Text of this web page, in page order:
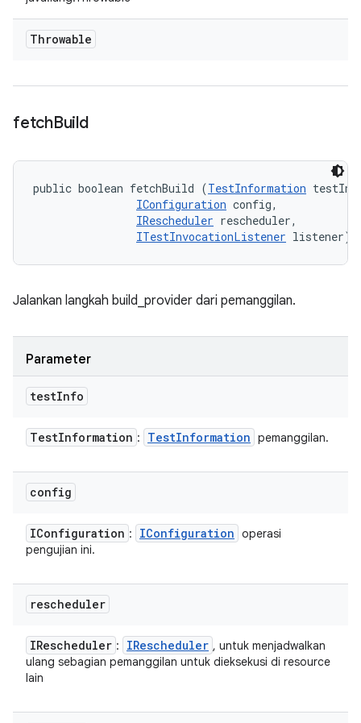
Throwable
fetchBuild
public boolean fetchBuild (TestInformation
IConfiguration config,
IRescheduler rescheduler,
ITestInvocationListener listener)
Jalankan langkah build_provider dari pemanggilan.
Parameter
testInfo
TestInformation : TestInformation pemanggilan.
config
IConfiguration : IConfiguration operasi
pengujian ini.
rescheduler
IRescheduler : IRescheduler , untuk menjadwalkan
ulang sebagian pemanggilan untuk dieksekusi di resource
lain